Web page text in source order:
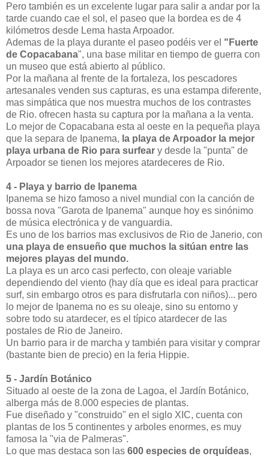
Pero también es un excelente lugar para salir a andar por la
tarde cuando cae el sol, el paseo que la bordea es de 4
kilómetros desde Lema hasta Arpoador.
Ademas de la playa durante el paseo podéis ver el "Fuerte
de Copacabana", una base militar en tiempo de guerra con
un museo que está abierto al público.
Por la mañana al frente de la fortaleza, los pescadores
artesanales venden sus capturas, es una estampa diferente,
mas simpática que nos muestra muchos de los contrastes
de Rio. ofrecen hasta su captura por la mañana a la venta.
Lo mejor de Copacabana esta al oeste en la pequeña playa
que la separa de Ipanema, la playa de Arpoador la mejor
playa urbana de Rio para surfear y desde la "punta" de
Arpoador se tienen los mejores atardeceres de Rio.
4 - Playa y barrio de Ipanema
Ipanema se hizo famoso a nivel mundial con la canción de
bossa nova "Garota de Ipanema" aunque hoy es sinónimo
de música electrónica y de vanguardia.
Es uno de los barrios mas exclusivos de Rio de Janerio, con
una playa de ensueño que muchos la sitúan entre las
mejores playas del mundo.
La playa es un arco casi perfecto, con oleaje variable
dependiendo del viento (hay día que es ideal para practicar
surf, sin embargo otros es para disfrutarla con niños)... pero
lo mejor de Ipanema no es su oleaje, sino su entorno y
sobre todo su atardecer, es el típico atardecer de las
postales de Rio de Janeiro.
Un barrio para ir de marcha y también para visitar y comprar
(bastante bien de precio) en la feria Hippie.
5 - Jardín Botánico
Situado al oeste de la zona de Lagoa, el Jardín Botánico,
alberga más de 8.000 especies de plantas.
Fue diseñado y "construido" en el siglo XIC, cuenta con
plantas de los 5 continentes y arboles enormes, es muy
famosa la "via de Palmeras".
Lo que mas destaca son las 600 especies de orquídeas,